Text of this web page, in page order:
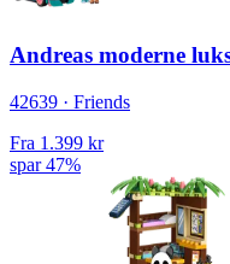
Andreas moderne
42639 · Friends
Fra 1.399 kr
spar 47%